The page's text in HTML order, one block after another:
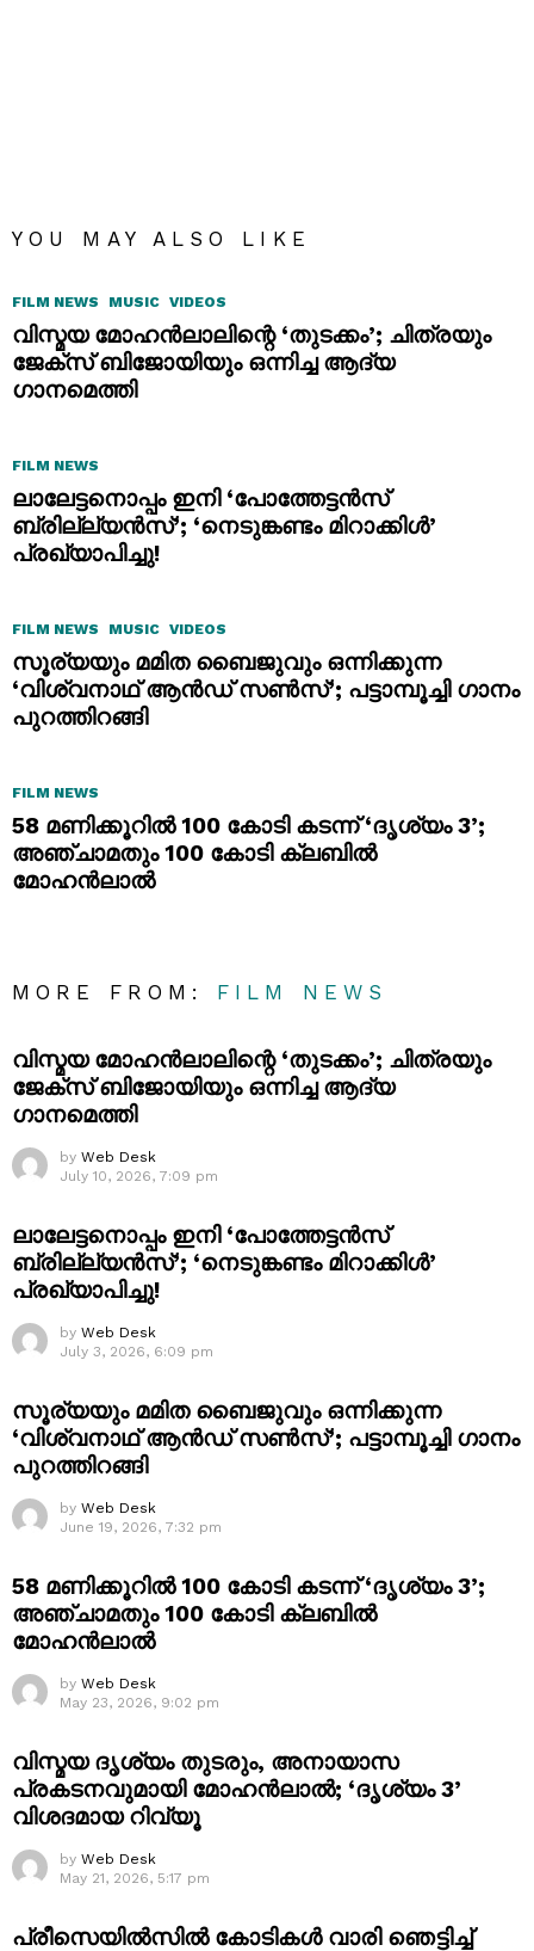
YOU MAY ALSO LIKE
FILM NEWS MUSIC VIDEOS
വിസ്മയ മോഹൻലാലിന്റെ ‘തുടക്കം’; ചിത്രയും
ജേക്സ് ബിജോയിയും ഒന്നിച്ച ആദ്യ
ഗാനമെത്തി
FILM NEWS
ലാലേട്ടനൊപ്പം ഇനി ‘പോത്തേട്ടൻസ്
ബ്രില്ല്യൻസ്’; ‘നെടുങ്കണ്ടം മിറാക്കിൾ’
പ്രഖ്യാപിച്ചു!
FILM NEWS MUSIC VIDEOS
സൂര്യയും മമിത ബൈജുവും ഒന്നിക്കുന്ന
‘വിശ്വനാഥ് ആൻഡ് സൺസ്’; പട്ടാമ്പൂച്ചി ഗാനം
പുറത്തിറങ്ങി
FILM NEWS
58 മണിക്കൂറിൽ 100 കോടി കടന്ന് ‘ദൃശ്യം 3’;
അഞ്ചാമതും 100 കോടി ക്ലബിൽ
മോഹൻലാൽ
MORE FROM: FILM NEWS
വിസ്മയ മോഹൻലാലിന്റെ ‘തുടക്കം’; ചിത്രയും
ജേക്സ് ബിജോയിയും ഒന്നിച്ച ആദ്യ
ഗാനമെത്തി
by Web Desk
July 10, 2026, 7:09 pm
ലാലേട്ടനൊപ്പം ഇനി ‘പോത്തേട്ടൻസ്
ബ്രില്ല്യൻസ്’; ‘നെടുങ്കണ്ടം മിറാക്കിൾ’
പ്രഖ്യാപിച്ചു!
by Web Desk
July 3, 2026, 6:09 pm
സൂര്യയും മമിത ബൈജുവും ഒന്നിക്കുന്ന
‘വിശ്വനാഥ് ആൻഡ് സൺസ്’; പട്ടാമ്പൂച്ചി ഗാനം
പുറത്തിറങ്ങി
by Web Desk
June 19, 2026, 7:32 pm
58 മണിക്കൂറിൽ 100 കോടി കടന്ന് ‘ദൃശ്യം 3’;
അഞ്ചാമതും 100 കോടി ക്ലബിൽ
മോഹൻലാൽ
by Web Desk
May 23, 2026, 9:02 pm
വിസ്മയ ദൃശ്യം തുടരും, അനായാസ
പ്രകടനവുമായി മോഹൻലാൽ; ‘ദൃശ്യം 3’
വിശദമായ റിവ്യൂ
by Web Desk
May 21, 2026, 5:17 pm
പ്രീസെയിൽസിൽ കോടികൾ വാരി ഞെട്ടിച്ച്